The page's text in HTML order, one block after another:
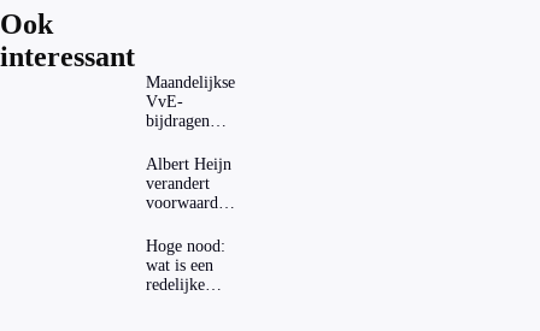
Ook
interessant
Maandelijkse
VvE-
bijdragen
dat invloed
op je
hypotheek?
Albert Heijn
verandert
voorwaarden
mag dat
zomaar?
Hoge nood:
wat is een
redelijke